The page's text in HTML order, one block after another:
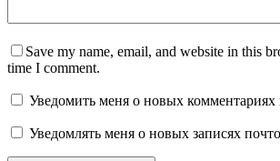
Save my name, email, and website in this
time I comment.
Уведомить меня о новых комментариях
Уведомлять меня о новых записях